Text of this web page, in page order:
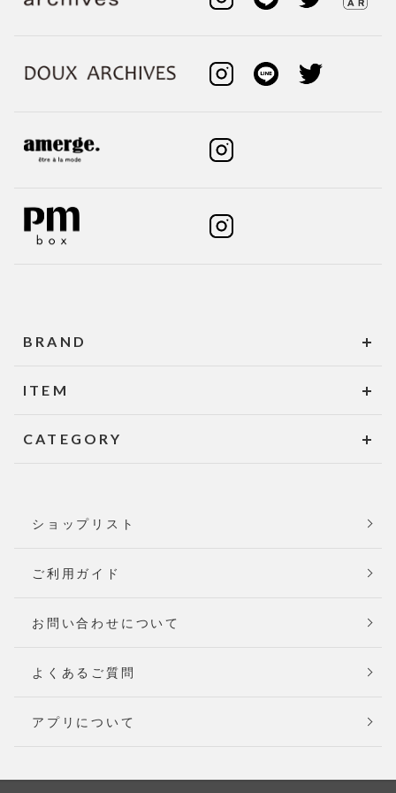
BRAND
ITEM
CATEGORY
ショップリスト
ご利用ガイド
お問い合わせについて
よくあるご質問
アプリについて